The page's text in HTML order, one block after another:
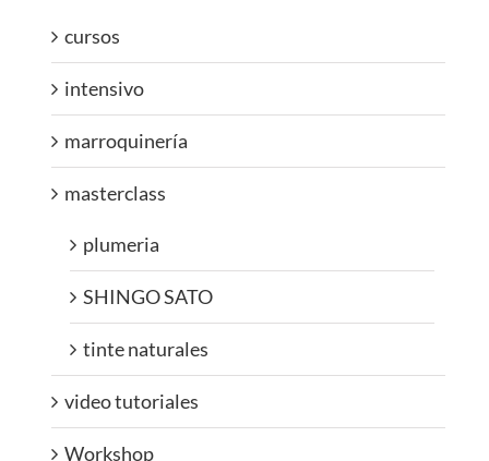
cursos
intensivo
marroquinería
masterclass
plumeria
SHINGO SATO
tinte naturales
video tutoriales
Workshop